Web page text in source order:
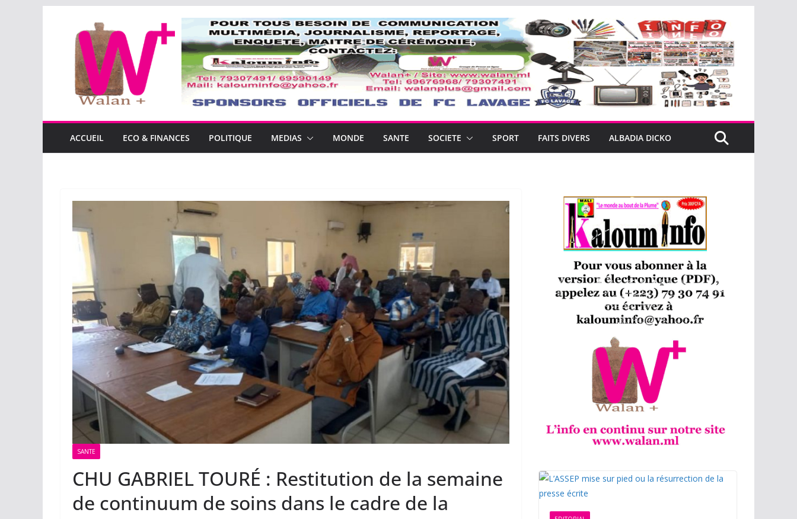
contenu
ACCUEIL ECO & FINANCES POLITIQUE MEDIAS MONDE SANTE SOCIETE SPORT FAITS DIVERS ALBADIA DICKO
SANTE
CHU GABRIEL TOURÉ : Restitution de la semaine
de continuum de soins dans le cadre de la